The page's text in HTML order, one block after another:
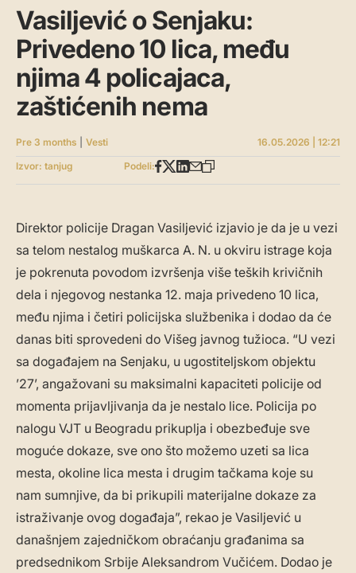
Vasiljević o Senjaku:
Privedeno 10 lica, među
njima 4 policajaca,
zaštićenih nema
Pre 3 months Vesti
16.05.2026 | 12:21
Izvor: tanjug
Podeli:
Direktor policije Dragan Vasiljević izjavio je da je u vezi
sa telom nestalog muškarca A. N. u okviru istrage koja
je pokrenuta povodom izvršenja više teških krivičnih
dela i njegovog nestanka 12. maja privedeno 10 lica,
među njima i četiri policijska službenika i dodao da će
danas biti sprovedeni do Višeg javnog tužioca. “U vezi
sa događajem na Senjaku, u ugostiteljskom objektu
’27’, angažovani su maksimalni kapaciteti policije od
momenta prijavljivanja da je nestalo lice. Policija po
nalogu VJT u Beogradu prikuplja i obezbeđuje sve
moguće dokaze, sve ono što možemo uzeti sa lica
mesta, okoline lica mesta i drugim tačkama koje su
nam sumnjive, da bi prikupili materijalne dokaze za
istraživanje ovog događaja”, rekao je Vasiljević u
današnjem zajedničkom obraćanju građanima sa
predsednikom Srbije Aleksandrom Vučićem. Dodao je